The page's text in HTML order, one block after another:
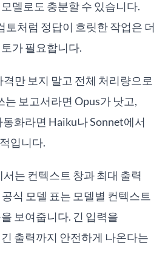
델로도 충분할 수 있습니다.
토처럼 정답이 흐릿한 작업은 더
가 필요합니다.
만 보지 말고 전체 처리량으로
는 보고서라면 Opus가 낫고,
화라면 Haiku나 Sonnet에서
입니다.
는 컨텍스트 창과 최대 출력
식 모델 표는 모델별 컨텍스트
보여줍니다. 긴 입력을
출력까지 안전하게 나온다는